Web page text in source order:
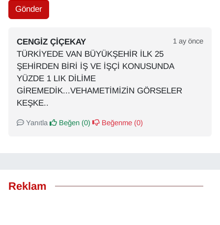
Gönder
CENGİZ ÇİÇEKAY 1 ay önce
TÜRKİYEDE VAN BÜYÜKŞEHİR İLK 25
ŞEHİRDEN BİRİ İŞ VE İŞÇİ KONUSUNDA
YÜZDE 1 LIK DİLİME
GİREMEDİK...VEHAMETİMİZİN GÖRSELER
KEŞKE..
Yanıtla Beğen (0) Beğenme (0)
Reklam